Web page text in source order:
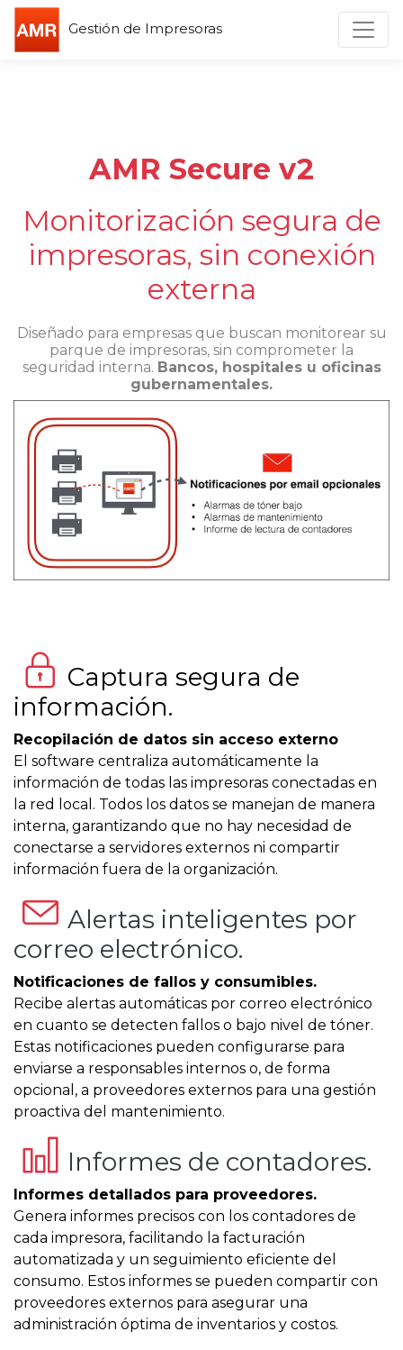
Gestión de Impresoras
AMR Secure v2
Monitorización segura de
impresoras, sin conexión
externa
Diseñado para empresas que buscan monitorear su
parque de impresoras, sin comprometer la
seguridad interna. Bancos, hospitales u oficinas
gubernamentales.
Captura segura de
información.
Recopilación de datos sin acceso externo
El software centraliza automáticamente la
información de todas las impresoras conectadas en
la red local. Todos los datos se manejan de manera
interna, garantizando que no hay necesidad de
conectarse a servidores externos ni compartir
información fuera de la organización.
Alertas inteligentes por
correo electrónico.
Notificaciones de fallos y consumibles.
Recibe alertas automáticas por correo electrónico
en cuanto se detecten fallos o bajo nivel de tóner.
Estas notificaciones pueden configurarse para
enviarse a responsables internos o, de forma
opcional, a proveedores externos para una gestión
proactiva del mantenimiento.
Informes de contadores.
Informes detallados para proveedores.
Genera informes precisos con los contadores de
cada impresora, facilitando la facturación
automatizada y un seguimiento eficiente del
consumo. Estos informes se pueden compartir con
proveedores externos para asegurar una
administración óptima de inventarios y costos.